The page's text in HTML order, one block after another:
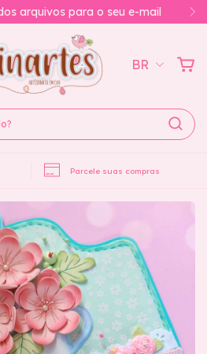
arquivos para o seu e-mail
BR
Parcele suas compras